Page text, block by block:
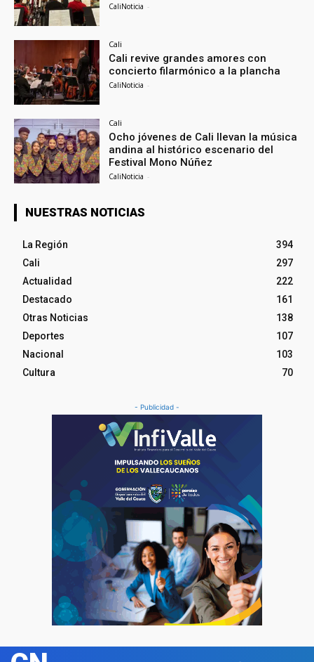
CaliNoticia -
Cali
Cali revive grandes amores con
concierto filarmónico a la plancha
CaliNoticia -
Cali
Ocho jóvenes de Cali llevan la música
andina al histórico escenario del
Festival Mono Núñez
CaliNoticia -
NUESTRAS NOTICIAS
La Región
394
Cali
297
Actualidad
222
Destacado
161
Otras Noticias
138
Deportes
107
Nacional
103
Cultura
70
- Publicidad -